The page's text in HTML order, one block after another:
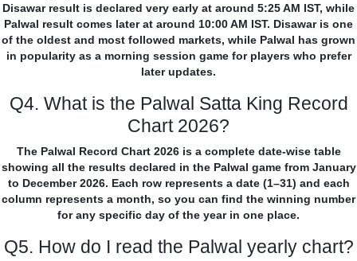
Disawar result is declared very early at around 5:25 AM IST, while
Palwal result comes later at around 10:00 AM IST. Disawar is one
of the oldest and most followed markets, while Palwal has grown
in popularity as a morning session game for players who prefer
later updates.
Q4. What is the Palwal Satta King Record
Chart 2026?
The Palwal Record Chart 2026 is a complete date-wise table
showing all the results declared in the Palwal game from January
to December 2026. Each row represents a date (1–31) and each
column represents a month, so you can find the winning number
for any specific day of the year in one place.
Q5. How do I read the Palwal yearly chart?